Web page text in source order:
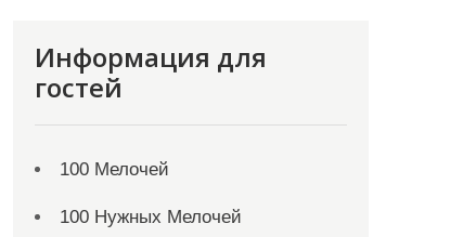
Информация для
гостей
100 Мелочей
100 Нужных Мелочей